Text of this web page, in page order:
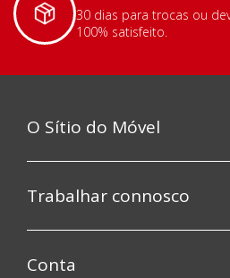
30 dias para trocas ou
100% satisfeito.
O Sítio do Móvel
Trabalhar connosco
Conta